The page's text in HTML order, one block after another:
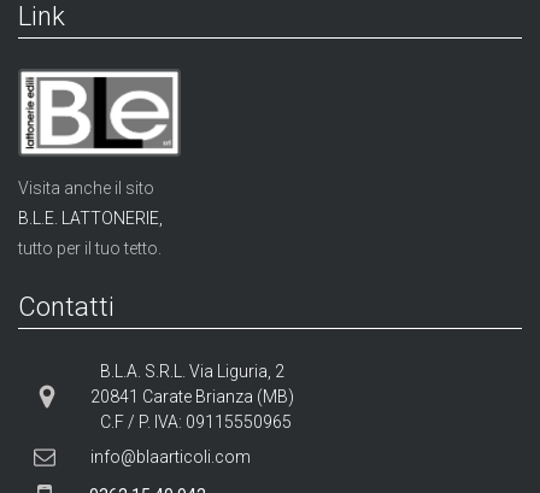
Link
Visita anche il sito
B.L.E. LATTONERIE,
tutto per il tuo tetto.
Contatti
B.L.A. S.R.L. Via Liguria, 2
20841 Carate Brianza (MB)
C.F / P. IVA: 09115550965
info@blaarticoli.com